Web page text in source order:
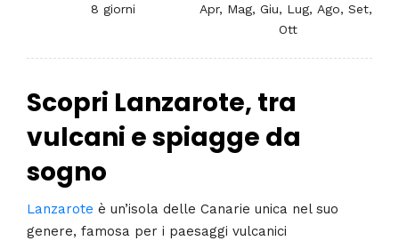
8 giorni
Apr, Mag, Giu, Lug, Ago, Set,
Ott
Scopri Lanzarote, tra
vulcani e spiagge da
sogno
Lanzarote è un’isola delle Canarie unica nel suo
genere, famosa per i paesaggi vulcanici